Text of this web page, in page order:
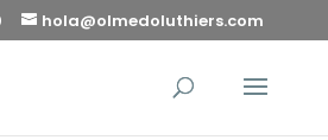
hola@olmedoluthiers.com